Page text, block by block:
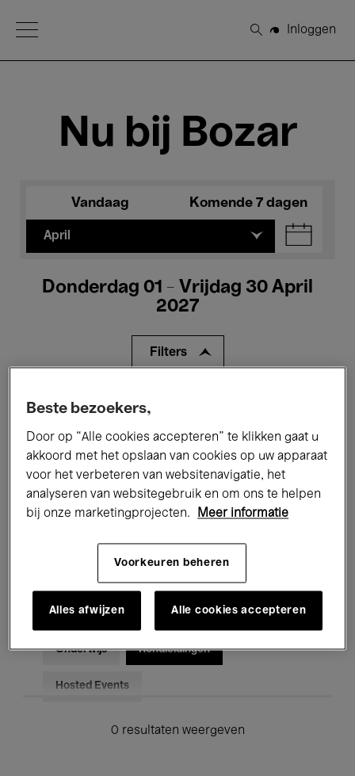
Open Menu
Zoeken
Inloggen
Nu bij Bozar
Vandaag Komende 7 dagen
April
Donderdag 01 - Vrijdag 30 April
2027
Filters
Alle evenementen
Tentoonstellingen Films
Performances Lezingen & Debatten
Jazz Klassieke Muziek Global Music
Voor iedereen Kids’ Palace
Onderwijs Rondleidingen
Hosted Events
0 resultaten weergeven
Beste bezoekers,
Door op “Alle cookies accepteren” te klikken gaat u
akkoord met het opslaan van cookies op uw apparaat
voor het verbeteren van websitenavigatie, het
analyseren van websitegebruik en om ons te helpen
bij onze marketingprojecten.
Meer informatie
Voorkeuren beheren
Alles afwijzen Alle cookies accepteren